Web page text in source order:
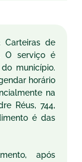
Carteiras de
O serviço é
município.
horário
na
Réus, 744,
é das
após